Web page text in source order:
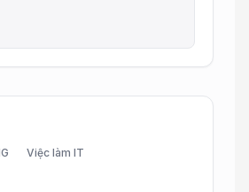
Việc làm IT